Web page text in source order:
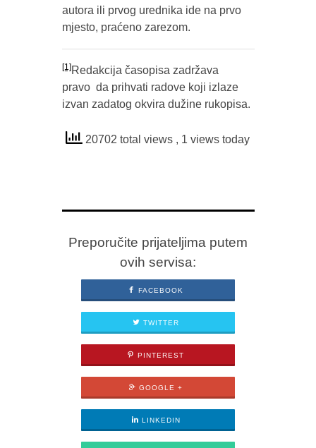
autora ili prvog urednika ide na prvo
mjesto, praćeno zarezom.
[1]Redakcija časopisa zadržava
pravo da prihvati radove koji izlaze
izvan zadatog okvira dužine rukopisa.
20702 total views , 1 views today
Preporučite prijateljima putem
ovih servisa:
FACEBOOK
TWITTER
PINTEREST
GOOGLE +
LINKEDIN